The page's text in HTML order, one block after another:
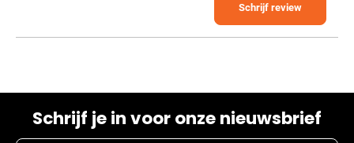
Schrijf review
Schrijf je in voor onze nieuwsbrief